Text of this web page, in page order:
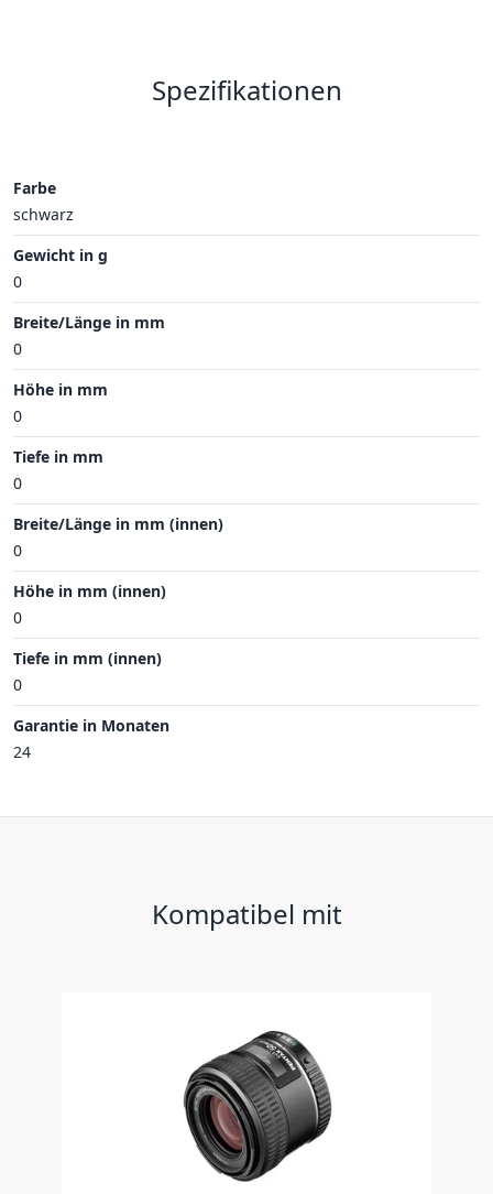
Spezifikationen
Farbe
schwarz
Gewicht in g
0
Breite/Länge in mm
0
Höhe in mm
0
Tiefe in mm
0
Breite/Länge in mm (innen)
0
Höhe in mm (innen)
0
Tiefe in mm (innen)
0
Garantie in Monaten
24
Kompatibel mit